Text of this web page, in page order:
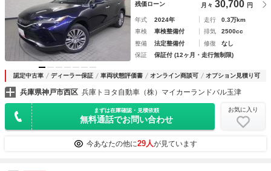
残価ローン 月々 30,700 円
年式 2024年 走行
0.3万km
車検
車検整備付 排気
2500cc
整備
法定整備付 修復
なし
保証
保証付 (12ヶ月・走行無制限)
認定中古車 ディーラー保証 車両状態評価書 オンライン商談可 オプション見積り可
兵庫県神戸市西区 兵庫トヨタ自動車（株）マイカーランドバル玉津
まずは在庫確認・見積依頼
無料通話でお問い合わせ
お気に入り
今あなたの他に29人が見ています